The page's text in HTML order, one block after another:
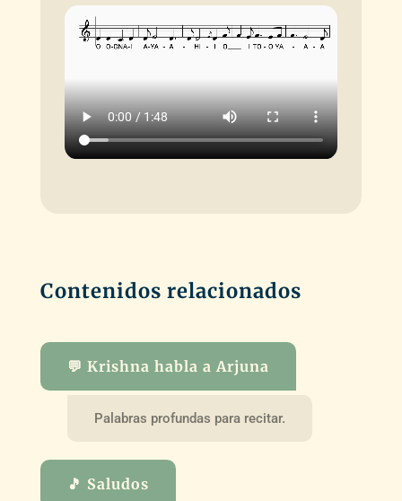
Contenidos relacionados
💬 Krishna habla a Arjuna
Palabras profundas para recitar.
🎵 Saludos